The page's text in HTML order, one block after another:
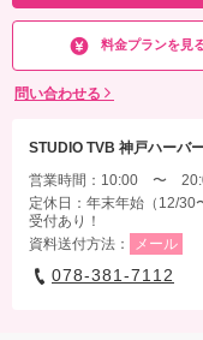
料金プランを見
問い合わせる
STUDIO TVB 神戸ハーバ
営業時間：10:00 〜
定休日：年末年始（12/
受付あり！
資料送付方法：
メール
078-381-7112